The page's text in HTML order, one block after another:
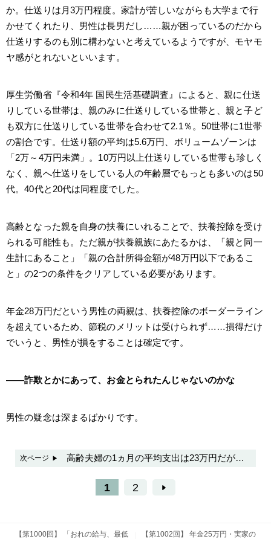
か。仕送りは月3万円程度。家計が苦しいながらも大学まで行
かせてくれたり、男性は長男だし……親が困っているのだから
仕送りするのも別に構わないと考えているようですが、モヤモ
ヤ感がとれないといいます。
厚生労働省『令和4年 国民生活基礎調査』によると、親に仕送
りしている世帯は、親のみに仕送りしている世帯と、親と子ど
も双方に仕送りしている世帯を合わせて2.1％。50世帯に1世帯
の割合です。仕送り額の平均は5.6万円、ボリュームゾーンは
「2万～4万円未満」。10万円以上仕送りしている世帯も珍しく
なく、親へ仕送りをしている人の年齢層でもっとも多いのは50
代。40代と20代は同程度でした。
高齢となった親を自身の扶養にいれることで、扶養控除を受け
られる可能性も。ただ親が扶養親族にあたるかは、「親と同一
生計にあること」「親の合計所得金額が48万円以下であるこ
と」の2つの条件をクリアしている必要があります。
年金28万円だという男性の両親は、扶養控除のボーダーライン
を超えているため、節税のメリットは受けられず……損得だけ
でいうと、男性が損をすることは確定です。
――詐欺とかにあって、お金とられたんじゃないのかな
男性の疑念は深まるばかりです。
次ページ 高齢夫婦の1ヵ月の平均支出は23万円だが…
1 2
【第1000回】 「おれの給与、最低
【第1002回】 年金25万円・実家の